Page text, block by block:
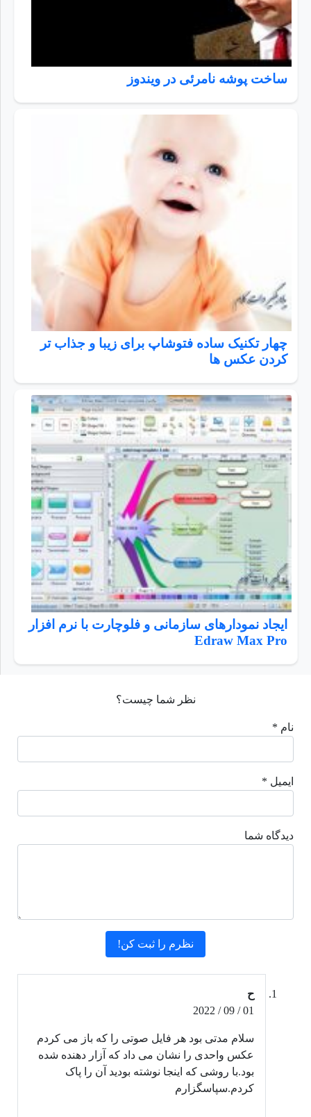
ساخت پوشه نامرئی در ویندوز
چهار تکنیک ساده فتوشاپ برای زیبا و جذاب تر
کردن عکس ها
ایجاد نمودارهای سازمانی و فلوچارت با نرم افزار
Edraw Max Pro
نظر شما چیست؟
نام *
ایمیل *
دیدگاه شما
ح
01 / 09 / 2022
سلام مدتی بود هر فایل صوتی را که باز می کردم
عکس واحدی را نشان می داد که آزار دهنده شده
بود.با روشی که اینجا نوشته بودید آن را پاک
کردم.سپاسگزارم